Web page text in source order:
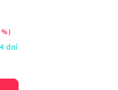
%)
dní